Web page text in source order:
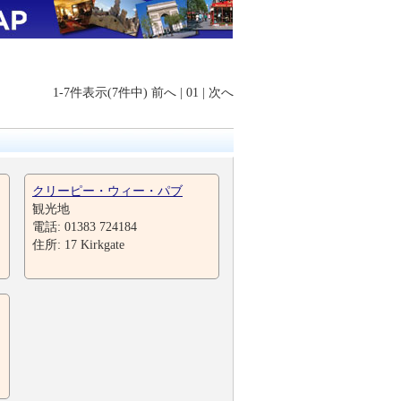
1-7件表示(7件中) 前へ | 01 | 次へ
クリーピー・ウィー・パブ
観光地
電話: 01383 724184
住所: 17 Kirkgate